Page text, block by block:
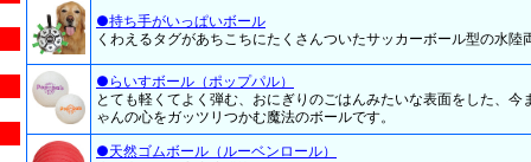
●持ち手がいっぱいボール
くわえるタグがあちこちにたくさんついたサッカーボール型の水陸
●らいすボール（ポップパル）
とても軽くてよく弾む、おにぎりのごはんみたいな表面をした、今
ゃんの心をガッツリつかむ魔法のボールです。
●天然ゴムボール（ルーベンロール）